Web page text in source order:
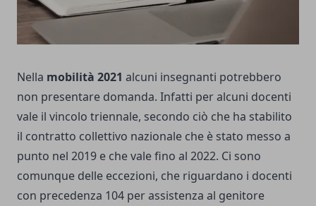
Nella mobilità 2021 alcuni insegnanti potrebbero
non presentare domanda. Infatti per alcuni docenti
vale il vincolo triennale, secondo ciò che ha stabilito
il contratto collettivo nazionale che è stato messo a
punto nel 2019 e che vale fino al 2022. Ci sono
comunque delle eccezioni, che riguardano i docenti
con precedenza 104 per assistenza al genitore